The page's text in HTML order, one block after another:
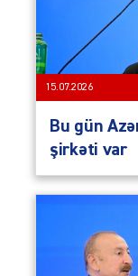
15.07.2026
Bu gün
şirkəti var